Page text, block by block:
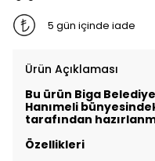
5 gün içinde iade
Ürün Açıklaması
Bu ürün Biga
Hanımeli
tarafından
Özellikleri